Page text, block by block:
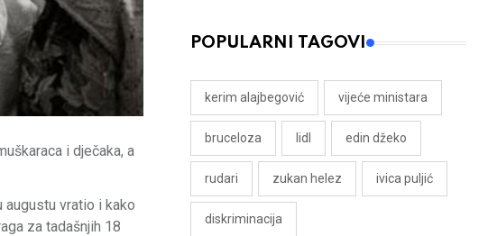
i dječaka, a
vratio i kako
za tadašnjih 18
POPULARNI TAGOVI
kerim alajbegović vijeće ministara
bruceloza lidl edin džeko
rudari zukan helez ivica puljić
diskriminacija